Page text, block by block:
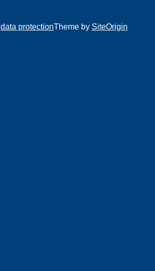
data protectionTheme by SiteOrigin